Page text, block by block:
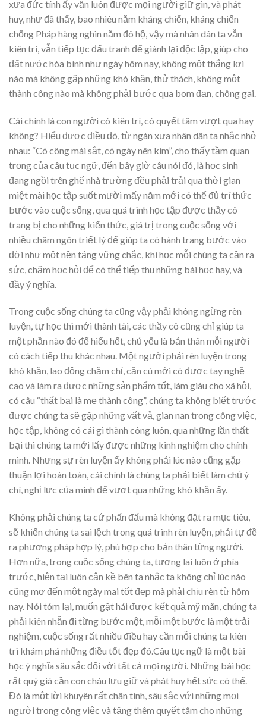
xưa đức tính ấy vẫn luôn được mọi người giữ gìn, và phát
huy, như đã thấy, bao nhiêu năm kháng chiến, kháng chiến
chống Pháp hàng nghìn năm đô hộ, vậy mà nhân dân ta vẫn
kiên trì, vẫn tiếp tục đấu tranh để giành lại độc lập, giúp cho
đất nước hòa bình như ngày hôm nay, không một thắng lợi
nào mà không gặp những khó khăn, thử thách, không một
thành công nào mà không phải bước qua bom đạn, chông gai.
Cái chính là con người có kiên trì, có quyết tâm vượt qua hay
không? Hiểu được điều đó, từ ngàn xưa nhân dân ta nhắc nhở
nhau: “Có công mài sắt, có ngày nên kim”, cho thấy tầm quan
trọng của câu tục ngữ, đến bây giờ câu nói đó, là học sinh
đang ngồi trên ghế nhà trường đều phải trải qua thời gian
miệt mài học tập suốt mười mấy năm mới có thể đủ trí thức
bước vào cuộc sống, qua quá trình học tập được thầy cô
trang bị cho những kiến thức, giá trị trong cuộc sống với
nhiều châm ngôn triết lý để giúp ta có hành trang bước vào
đời như một nền tảng vững chắc, khi học mỗi chúng ta cần ra
sức, chăm học hỏi để có thể tiếp thu những bài học hay, và
đầy ý nghĩa.
Trong cuộc sống chúng ta cũng vậy phải không ngừng rèn
luyện, tự học thì mới thành tài, các thầy cô cũng chỉ giúp ta
một phần nào đó để hiểu hết, chủ yếu là bản thân mỗi người
có cách tiếp thu khác nhau. Một người phải rèn luyện trong
khó khăn, lao động chăm chỉ, cần cù mới có được tay nghề
cao và làm ra được những sản phẩm tốt, làm giàu cho xã hội,
có câu “thất bại là mẹ thành công”, chúng ta không biết trước
được chúng ta sẽ gặp những vất vả, gian nan trong công việc,
học tập, không có cái gì thành công luôn, qua những lần thất
bại thì chúng ta mới lấy được những kinh nghiệm cho chính
mình. Nhưng sự rèn luyện ấy không phải lúc nào cũng gặp
thuận lợi hoàn toàn, cái chính là chúng ta phải biết làm chủ ý
chí, nghị lực của mình để vượt qua những khó khăn ấy.
Không phải chúng ta cứ phấn đấu mà không đặt ra mục tiêu,
sẽ khiến chúng ta sai lệch trong quá trình rèn luyện, phải tự đề
ra phương pháp hợp lý, phù hợp cho bản thân từng người.
Hơn nữa, trong cuộc sống chúng ta, tương lai luôn ở phía
trước, hiện tại luôn cận kề bên ta nhắc ta không chỉ lúc nào
cũng mơ đến một ngày mai tốt đẹp mà phải chịu rèn từ hôm
nay. Nói tóm lại, muốn gặt hái được kết quả mỹ mãn, chúng ta
phải kiên nhẫn đi từng bước một, mỗi một bước là một trải
nghiệm, cuộc sống rất nhiều điều hay cần mỗi chúng ta kiên
trì khám phá những điều tốt đẹp đó.Câu tục ngữ là một bài
học ý nghĩa sâu sắc đối với tất cả mọi người. Những bài học
rất quý giá cần con cháu lưu giữ và phát huy hết sức có thể.
Đó là một lời khuyên rất chân tình, sâu sắc với những mọi
người trong công việc và tăng thêm quyết tâm cho những